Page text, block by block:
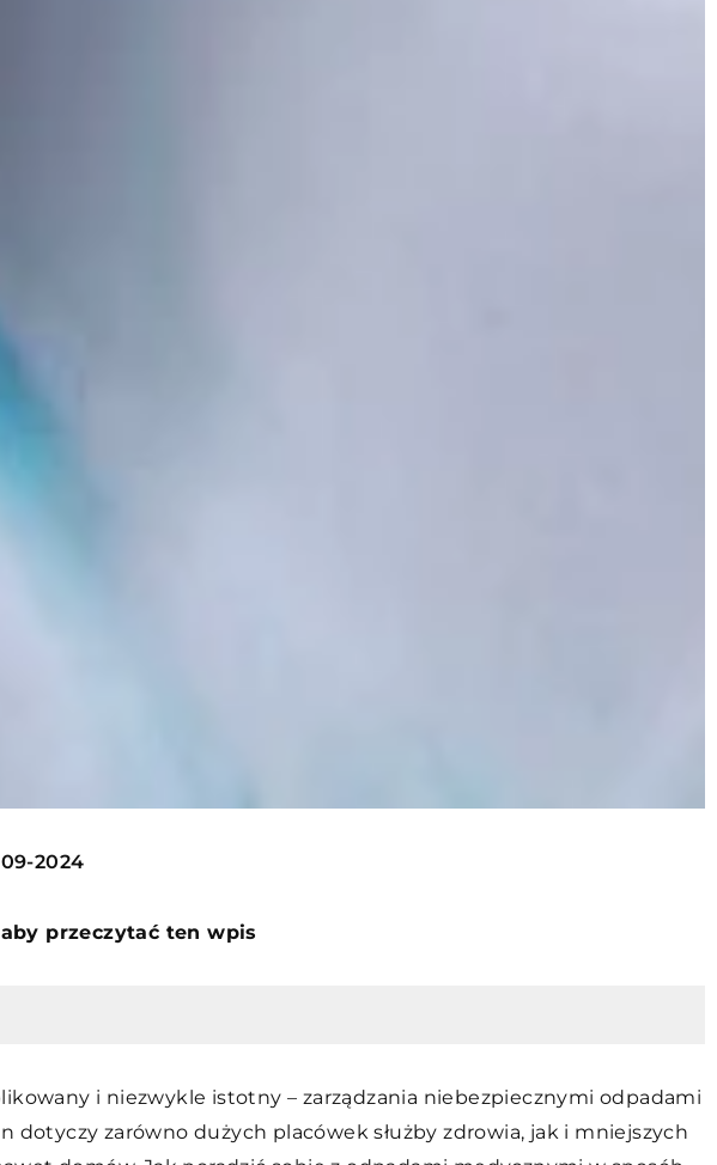
09-2024
przeczytać ten wpis
i niezwykle istotny – zarządzania niebezpiecznymi odpadami
dotyczy zarówno dużych placówek służby zdrowia, jak i mniejszych